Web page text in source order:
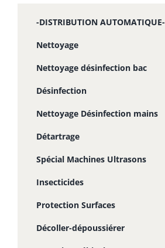
-DISTRIBUTION AUTOMATIQUE-
Nettoyage
Nettoyage désinfection bac
Désinfection
Nettoyage Désinfection mains
Détartrage
Spécial Machines Ultrasons
Insecticides
Protection Surfaces
Décoller-dépoussiérer